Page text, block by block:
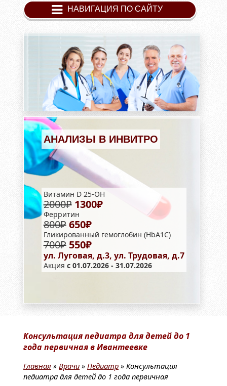
НАВИГАЦИЯ ПО САЙТУ
АНАЛИЗЫ В ИНВИТРО
Витамин D 25-OH
2000₽1300₽
Ферритин
800₽650₽
Гликированный гемоглобин (HbA1С)
700₽550₽
ул. Луговая, д.3, ул. Трудовая, д.7
Акция с 01.07.2026 - 31.07.2026
Консультация педиатра для детей до 1
года первичная в Ивантеевке
Главная » Врачи » Педиатр » Консультация
педиатра для детей до 1 года первичная